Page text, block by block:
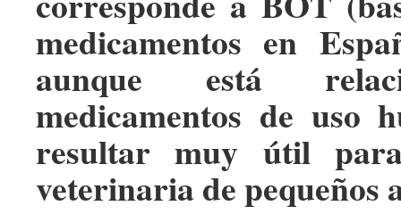
medicamentos en
aunque está
medicamentos de uso
resultar muy útil
veterinaria de pequeños